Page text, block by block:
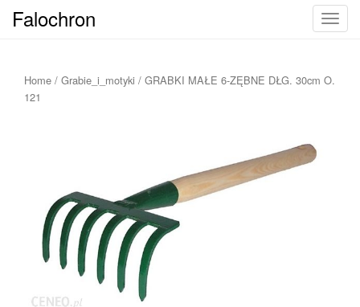
T
g
Falochron
Home / Grabie_i_motyki / GRABKI MAŁE 6-ZĘBNE DŁG. 30cm O.
121